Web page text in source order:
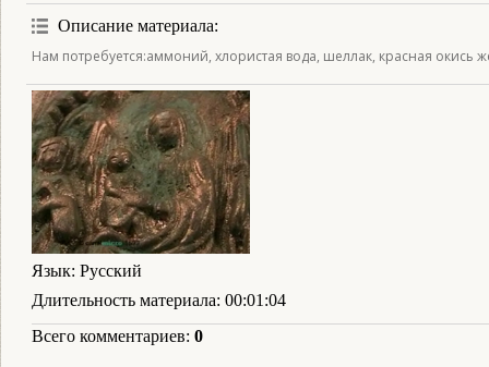
Описание материала:
Нам потребуется:аммоний, хлористая вода, шеллак, красная
Язык: Русский
Длительность материала: 00:01:04
Всего комментариев: 0